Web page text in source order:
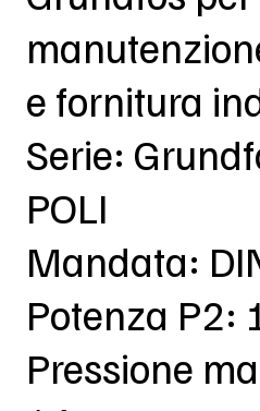
e fornitura
Serie:
POLI
Mandata:
Potenza P2:
Pressione